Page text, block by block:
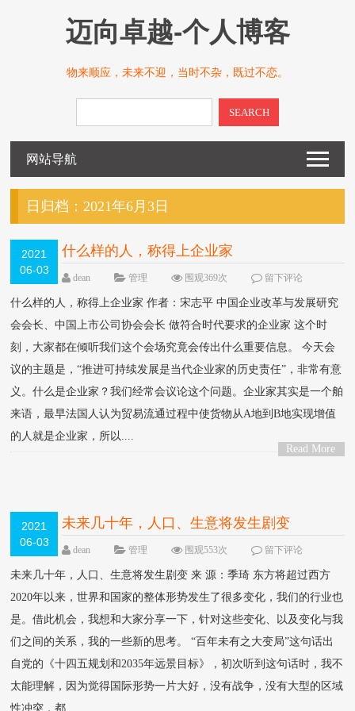
迈向卓越-个人博客
物来顺应，未来不迎，当时不杂，既过不恋。
SEARCH
网站导航
日归档：2021年6月3日
2021
06-03
什么样的人，称得上企业家
dean 管理 围观369次 留下评论
什么样的人，称得上企业家 作者：宋志平 中国企业改革与发展研究
会会长、中国上市公司协会会长 做符合时代要求的企业家 这个时
刻，大家都在倾听我们这个会场究竟会传出什么重要信息。 今天会
议的主题是，“推进可持续发展是当代企业家的历史责任”，非常有意
义。什么是企业家？我们经常会议论这个问题。企业家其实是一个舶
来语，最早法国人认为贸易流通过程中使货物从A地到B地实现增值
的人就是企业家，所以....
Read More
2021
06-03
未来几十年，人口、生意将发生剧变
dean 管理 围观553次 留下评论
未来几十年，人口、生意将发生剧变 来 源：季琦 东方将超过西方
2020年以来，世界和国家的整体形势发生了很多变化，我们的行业也
是。借此机会，我想和大家分享一下，针对这些变化、以及变化与我
们之间的关系，我的一些新的思考。 “百年未有之大变局”这句话出
自党的《十四五规划和2035年远景目标》，初次听到这句话时，我不
太能理解，因为觉得国际形势一片大好，没有战争，没有大型的区域
性冲突，都....